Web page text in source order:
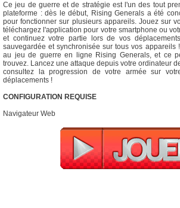
Ce jeu de guerre et de stratégie est l'un des tout
plateforme : dès le début, Rising Generals a été
pour fonctionner sur plusieurs appareils. Jouez sur
téléchargez l'application pour votre smartphone ou
et continuez votre partie lors de vos
sauvegardée et synchronisée sur tous vos appareils
au jeu de guerre en ligne Rising Generals, et ce
trouvez. Lancez une attaque depuis votre ordinateur
consultez la progression de votre armée sur
déplacements !
CONFIGURATION REQUISE
Navigateur Web